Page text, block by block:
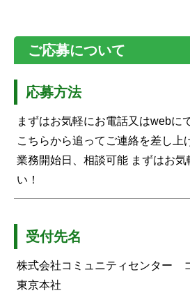
ご応募について
応募方法
まずはお気軽にお電話又はwebに
こちらから追ってご連絡を差し上
業務開始日、相談可能 まずはお気
い！
受付先名
株式会社コミュニティセンター
東京本社